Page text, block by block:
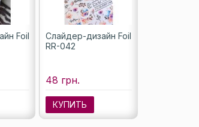
Foil
Слайдер-дизайн Foil
RR-042
48 грн.
КУПИТЬ